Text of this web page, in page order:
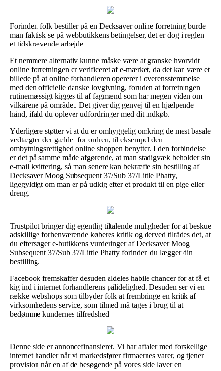
Forinden folk bestiller på en Decksaver online forretning burde
man faktisk se på webbutikkens betingelser, det er dog i reglen
et tidskrævende arbejde.
Et nemmere alternativ kunne måske være at granske hvorvidt
online forretningen er verificeret af e-mærket, da det kan være et
billede på at online forhandleren opererer i overensstemmelse
med den officielle danske lovgivning, foruden at forretningen
rutinemæssigt kigges til af fagmænd som har megen viden om
vilkårene på området. Det giver dig genvej til en hjælpende
hånd, ifald du oplever udfordringer med dit indkøb.
Yderligere støtter vi at du er omhyggelig omkring de mest basale
vedtægter der gælder for ordren, til eksempel den
ombytningsrettighed online shoppen benytter. I den forbindelse
er det på samme måde afgørende, at man stadigvæk beholder sin
e-mail kvittering, så man senere kan bekræfte sin bestilling af
Decksaver Moog Subsequent 37/Sub 37/Little Phatty,
ligegyldigt om man er på udkig efter et produkt til en pige eller
dreng.
Trustpilot bringer dig egentlig tiltalende muligheder for at beskue
adskillige forhenværende køberes kritik og derved tilrådes det, at
du eftersøger e-butikkens vurderinger af Decksaver Moog
Subsequent 37/Sub 37/Little Phatty forinden du lægger din
bestilling.
Facebook fremskaffer desuden aldeles habile chancer for at få et
kig ind i internet forhandlerens pålidelighed. Desuden ser vi en
række webshops som tilbyder folk at frembringe en kritik af
virksomhedens service, som tilmed må tages i brug til at
bedømme kundernes tilfredshed.
Denne side er annoncefinansieret. Vi har aftaler med forskellige
internet handler når vi markedsfører firmaernes varer, og tjener
provision når en af de besøgende på vores side laver en